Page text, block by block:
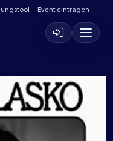
Event eintragen